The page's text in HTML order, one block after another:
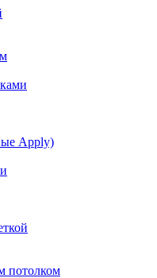
Apply)
потолком